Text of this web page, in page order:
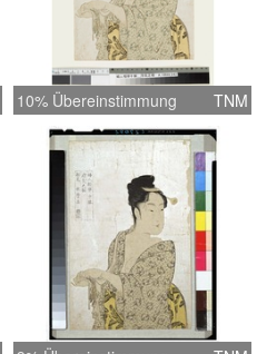
10% Übereinstimmung TNM